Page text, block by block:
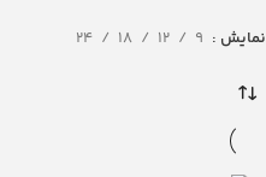
نمایش 9
12
18
24